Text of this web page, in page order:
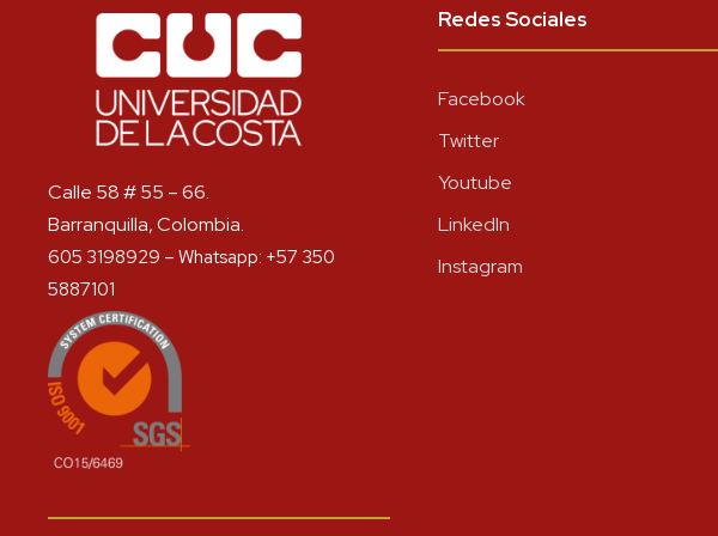
Calle 58 # 55 – 66.
Barranquilla, Colombia.
605 3198929 – Whatsapp: +57 350
5887101
Redes Sociales
Facebook
Twitter
Youtube
LinkedIn
Instagram